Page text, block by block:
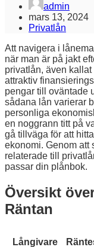
admin
mars 13, 2024
Privatlån
Att navigera i
när man är på jakt
privatlån, även
attraktiv
pengar till oväntade
sådana lån varierar
personliga
en noggrann titt på
gå tillväga för att
ekonomi. Genom att
relaterade till
passar din plånbok.
Översikt
Räntan
Långivare